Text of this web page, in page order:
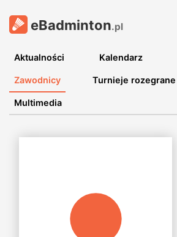
eBadminton.pl
Aktualności Kalendarz
Zawodnicy Turnieje rozegrane
Multimedia